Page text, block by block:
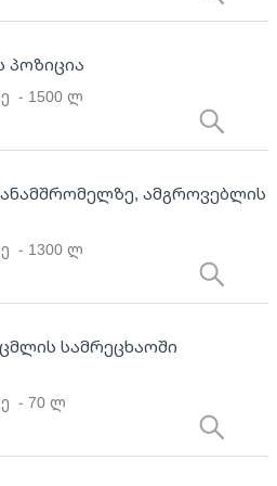
პოზიცია
- 1500 ლ
ამგროვებლის
- 1300 ლ
სამრეცხაოში
- 70 ლ